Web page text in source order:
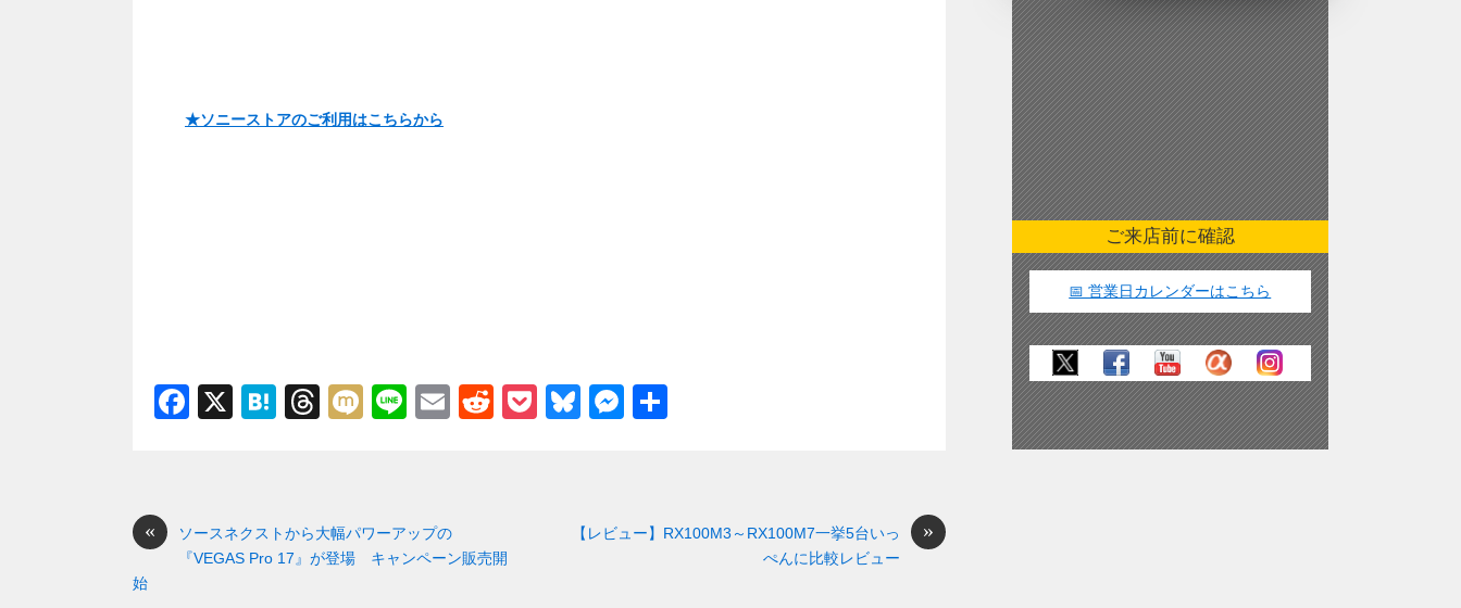
★ソニーストアのご利用はこちらから
F
b
o
X
H
a
T
d
s
M
Li
E
R
P
Bl
y
M
n
«
ソースネクストから大幅パワーアップの
『VEGAS Pro 17』が登場 キャンペーン販売開
始
»
【レビュー】RX100M3～RX100M7一挙5台いっ
ぺんに比較レビュー
ご来店前に確認
📅 営業日カレンダーはこちら